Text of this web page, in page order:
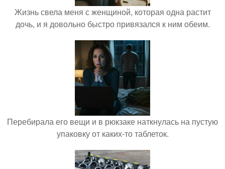
Жизнь свела меня с женщиной, которая одна растит
дочь, и я довольно быстро привязался к ним обеим.
Перебирала его вещи и в рюкзаке наткнулась на пустую
упаковку от каких-то таблеток.